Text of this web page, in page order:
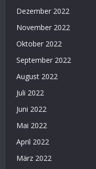
Dezember 2022
November 2022
Oktober 2022
September 2022
August 2022
Juli 2022
Juni 2022
Mai 2022
April 2022
März 2022